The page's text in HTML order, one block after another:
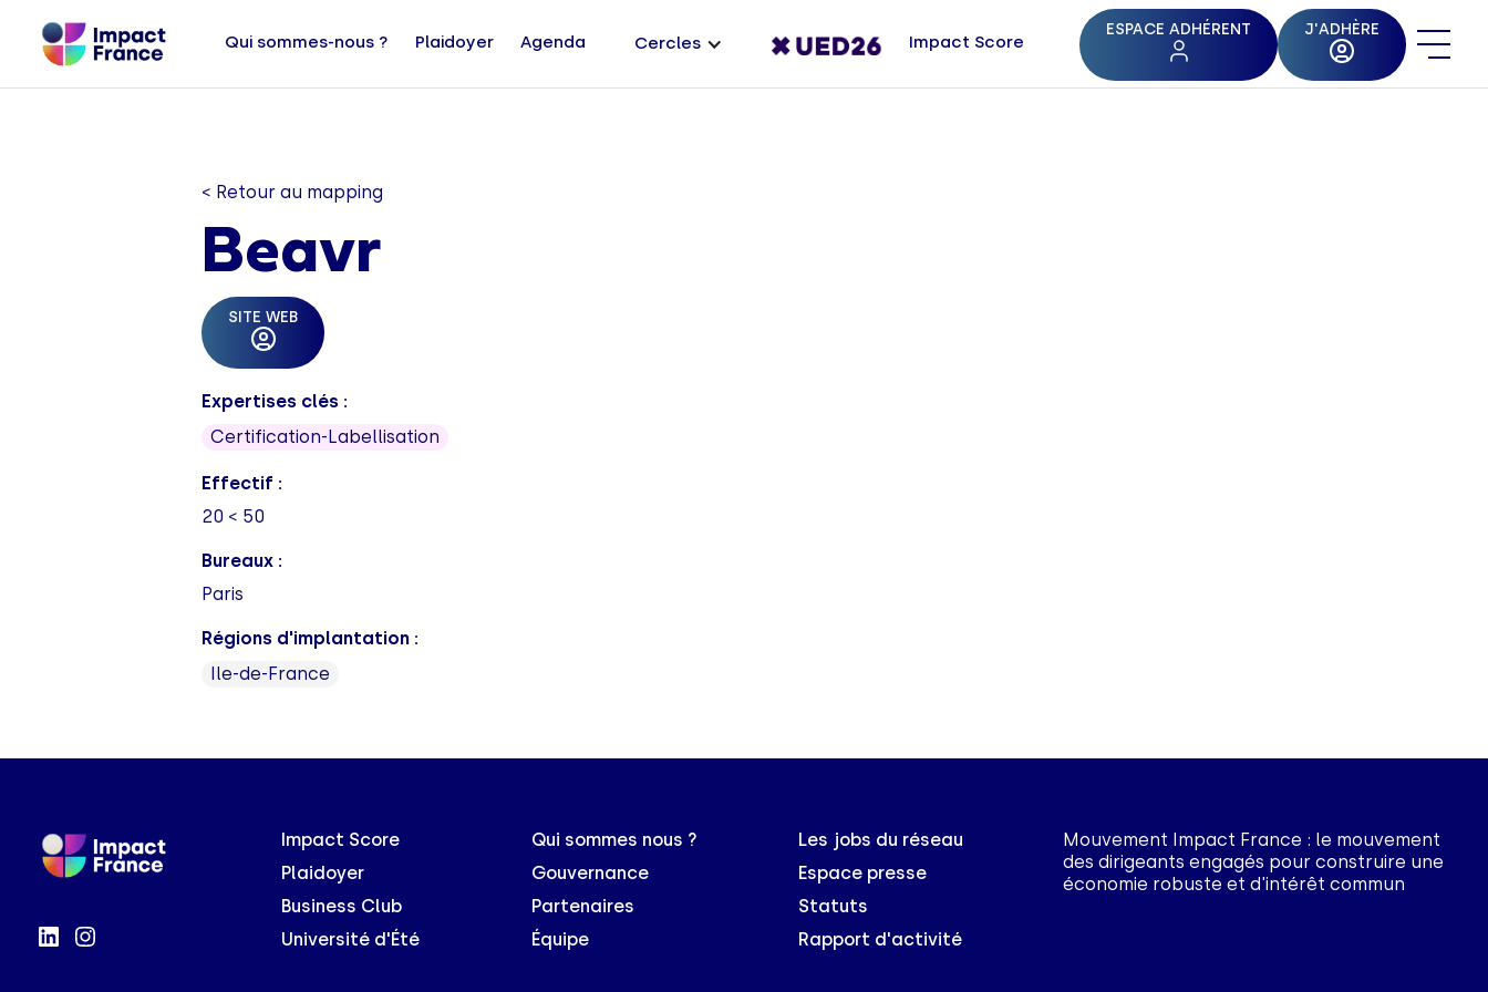
Qui sommes-nous ? Plaidoyer Agenda Cercles Impact Score
ESPACE ADHÉRENT J'ADHÈRE
< Retour au mapping
Beavr
SITE WEB
Expertises clés :
Certification-Labellisation
Effectif :
20 < 50
Bureaux :
Paris
Régions d'implantation :
Ile-de-France
Impact Score
Plaidoyer
Business Club
Université d'Été
Qui sommes nous ?
Gouvernance
Partenaires
Équipe
Les jobs du réseau
Espace presse
Statuts
Rapport d'activité
Mouvement Impact France : le mouvement
des dirigeants engagés pour construire une
économie robuste et d'intérêt commun